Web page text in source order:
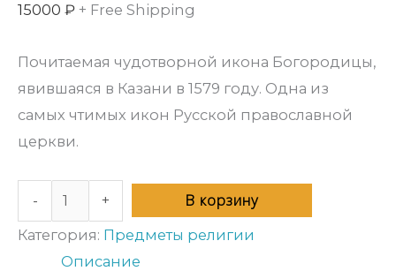
15000 ₽ + Free Shipping
Почитаемая чудотворной икона Богородицы,
явившаяся в Казани в 1579 году. Одна из
самых чтимых икон Русской православной
церкви.
- + В корзину
Категория: Предметы религии
Описание